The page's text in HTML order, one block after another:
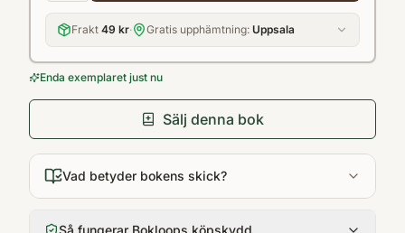
Frakt 49 kr· Gratis upphämtning: Uppsala
Enda exemplaret just nu
Sälj denna bok
Vad betyder bokens skick?